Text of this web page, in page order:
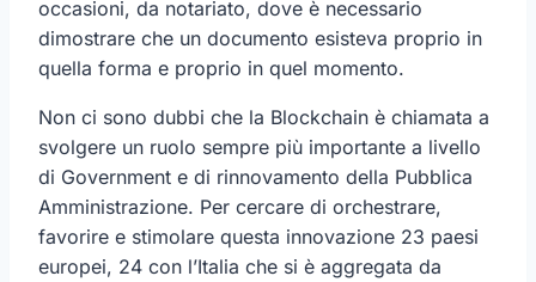
occasioni, da notariato, dove è necessario
dimostrare che un documento esisteva proprio in
quella forma e proprio in quel momento.
Non ci sono dubbi che la Blockchain è chiamata a
svolgere un ruolo sempre più importante a livello
di Government e di rinnovamento della Pubblica
Amministrazione. Per cercare di orchestrare,
favorire e stimolare questa innovazione 23 paesi
europei, 24 con l’Italia che si è aggregata da